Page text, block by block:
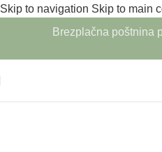
Skip to navigation Skip to main
Brezplačna poštnina